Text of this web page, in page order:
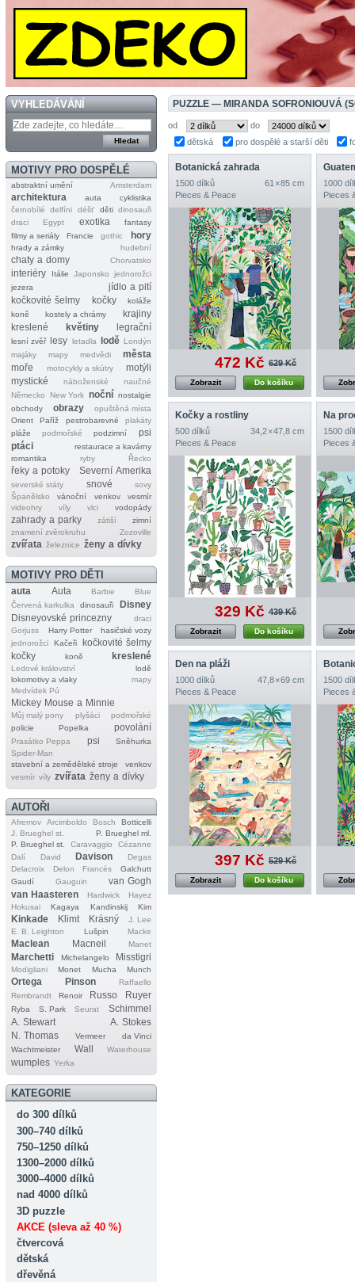
VYHLEDÁVÁNÍ
MOTIVY PRO DOSPĚLÉ
abstraktní umění Amsterdam
architektura auta
cyklistika
černobílé
delfíni déšť děti dinosauři
draci
Egypt exotika
fantasy
filmy a seriály
Francie gothic hory
hrady a zámky hudební
chaty a domy Chorvatsko
interiéry Itálie Japonsko
jednorožci
jezera
jídlo a pití
kočkovité šelmy
kočky
koláže
koně
kostely a chrámy
krajiny
kreslené
květiny legrační
lesní zvěř lesy letadla lodě Londýn
majáky
mapy medvědi
města
moře
motocykly a skútry
motýli
mystické
náboženské
naučné
Německo
New York noční nostalgie
obchody
obrazy
opuštěná místa
Orient
Paříž pestrobarevné
plakáty
pláže
podmořské podzimní
psi
ptáci
restaurace a kavárny
romantika
ryby Řecko
řeky a potoky Severní Amerika
severské státy snové
sovy
Španělsko
vánoční venkov
vesmír
videohry
víly vlci vodopády
zahrady a parky zátiší
zimní
znamení zvěrokruhu
Zozoville
zvířata železnice ženy a dívky
MOTIVY PRO DĚTI
auta Auta Barbie
Blue
Červená karkulka
dinosauři
Disney
Disneyovské princezny
draci
Gorjuss
Harry Potter
hasičské vozy
jednorožci
Kačeři
kočkovité šelmy
kočky
koně kreslené
Ledové království
lodě
lokomotivy a vlaky
mapy
Medvídek Pú
Mickey Mouse a Minnie
Můj malý pony plyšáci
podmořské
policie
Popelka povolání
Prasátko Peppa psi
Sněhurka
Spider‐Man
stavební a zemědělské stroje
venkov
vesmír víly zvířata ženy a dívky
AUTOŘI
Afremov Arcimboldo Bosch
Botticelli
J. Brueghel st.
P. Brueghel ml.
P. Brueghel st.
Caravaggio
Cézanne
Dalí
David Davison
Degas
Delacroix
Delon Francés
Galchutt
Gaudí
Gauguin
van Gogh
van Haasteren
Hardwick
Hayez
Hokusai
Kagaya Kandinskij Kim
Kinkade Klimt Krásný
J. Lee
E. B. Leighton
Lušpin Macke
Maclean Macneil Manet
Marchetti Michelangelo Misstigri
Modigliani Monet Mucha Munch
Ortega Pinson
Raffaello
Rembrandt
Renoir Russo Ruyer
Ryba S. Park Seurat
Schimmel
A. Stewart
A. Stokes
N. Thomas
Vermeer
da Vinci
Wachtmeister
Wall Waterhouse
wumples Yerka
KATEGORIE
do 300 dílků
300–740 dílků
750–1250 dílků
1300–2000 dílků
3000–4000 dílků
nad 4000 dílků
3D puzzle
AKCE (sleva až 40 %)
čtvercová
dětská
dřevěná
PUZZLE — MIRANDA SOFRONIOUVÁ
od
do
dětská
pro dospělé a starší děti
Botanická zahrada
1500 dílků
61 × 85 cm
Pieces & Peace
472 Kč 629 Kč
Do košíku
Zobrazit
1000
Pieces
Kočky a rostliny
500 dílků
34,2 × 47,8 cm
Pieces & Peace
329 Kč 439 Kč
Do košíku
Zobrazit
Na
1500
Pieces
Den na pláži
1000 dílků
47,8 × 69 cm
Pieces & Peace
397 Kč 529 Kč
Do košíku
Zobrazit
1500
Pieces